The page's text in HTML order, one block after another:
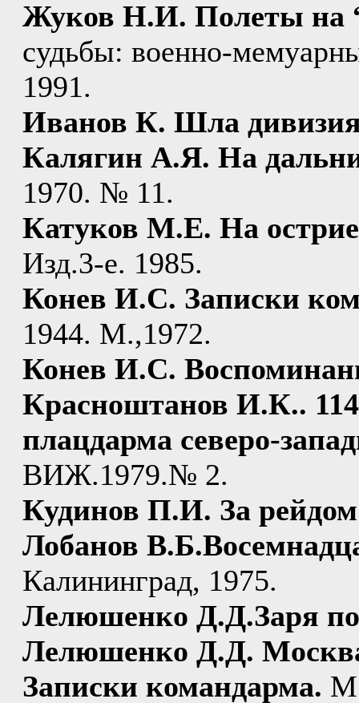
Жуков Н.И. Полеты на
судьбы: военно-
1991.
Иванов К. Шла дивизия
Калягин А.Я. На
1970. № 11.
Катуков М.Е. На острие
Изд.3-е. 1985.
Конев И.С. Записки
1944. М.,1972.
Конев И.С.
Красноштанов И.К..
плацдарма северо-
ВИЖ.1979.№ 2.
Кудинов П.И. За
Лобанов
Калининград, 1975.
Лелюшенко Д.Д.Заря
Лелюшенко Д.Д.
Записки командарма.